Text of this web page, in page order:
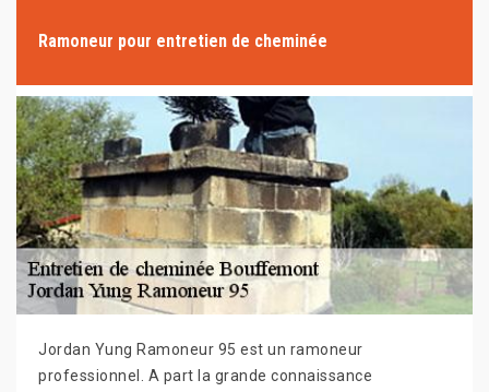
Ramoneur pour entretien de cheminée
Jordan Yung Ramoneur 95 est un ramoneur
professionnel. A part la grande connaissance